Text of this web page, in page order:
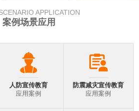
APPLICATION
案例场景应用
人防宣传教育
应用案例
防震减灾宣传教育
应用案例